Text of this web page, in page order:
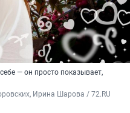
— он просто показывает,
Ирина Шарова / 72.RU